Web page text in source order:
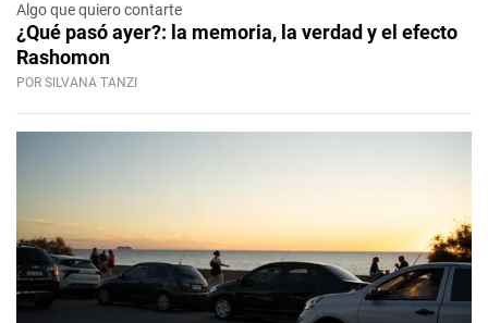
Algo que quiero contarte
¿Qué pasó ayer?: la memoria, la verdad y el efecto
Rashomon
POR SILVANA TANZI